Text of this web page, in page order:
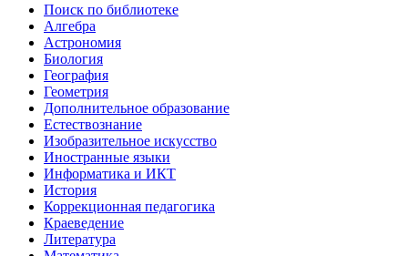
Поиск по библиотеке
Алгебра
Астрономия
Биология
География
Геометрия
Дополнительное образование
Естествознание
Изобразительное искусство
Иностранные языки
Информатика и ИКТ
История
Коррекционная педагогика
Краеведение
Литература